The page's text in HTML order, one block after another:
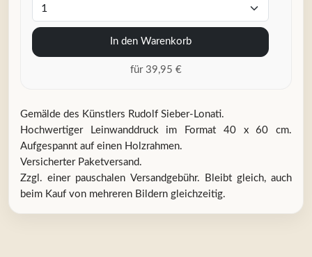
In den Warenkorb
für 39,95 €
Gemälde des Künstlers Rudolf Sieber-Lonati.
Hochwertiger Leinwanddruck im Format 40 x 60 cm.
Aufgespannt auf einen Holzrahmen.
Versicherter Paketversand.
Zzgl. einer pauschalen Versandgebühr. Bleibt gleich, auch
beim Kauf von mehreren Bildern gleichzeitig.